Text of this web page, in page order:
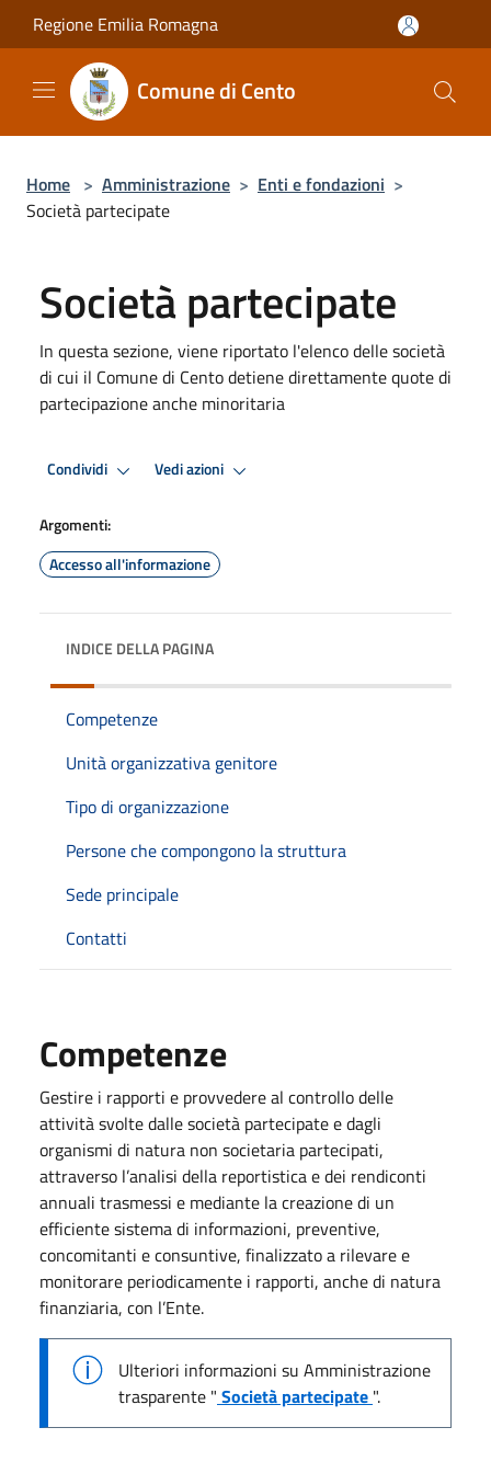
Salta al contenuto principale
Regione Emilia Romagna
Comune di Cento
Home > Amministrazione > Enti e fondazioni >
Società partecipate
Società partecipate
In questa sezione, viene riportato l'elenco delle società
di cui il Comune di Cento detiene direttamente quote di
partecipazione anche minoritaria
Condividi Vedi azioni
Argomenti:
Accesso all'informazione
INDICE DELLA PAGINA
Competenze
Unità organizzativa genitore
Tipo di organizzazione
Persone che compongono la struttura
Sede principale
Contatti
Competenze
Gestire i rapporti e provvedere al controllo delle
attività svolte dalle società partecipate e dagli
organismi di natura non societaria partecipati,
attraverso l’analisi della reportistica e dei rendiconti
annuali trasmessi e mediante la creazione di un
efficiente sistema di informazioni, preventive,
concomitanti e consuntive, finalizzato a rilevare e
monitorare periodicamente i rapporti, anche di natura
finanziaria, con l’Ente.
Ulteriori informazioni su Amministrazione
trasparente " Società partecipate ".